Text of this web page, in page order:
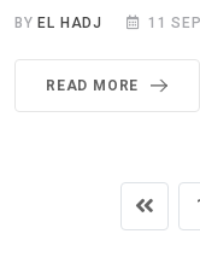
BYEL HADJ 11
READ MORE